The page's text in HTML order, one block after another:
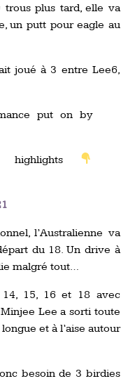
plus tard, elle va
un putt pour eagle au
joué à 3 entre Lee6,
put on by
highlights
l’Australienne va
du 18. Un drive à
malgré tout…
15, 16 et 18 avec
Lee a sorti toute
et à l’aise autour
besoin de 3 birdies